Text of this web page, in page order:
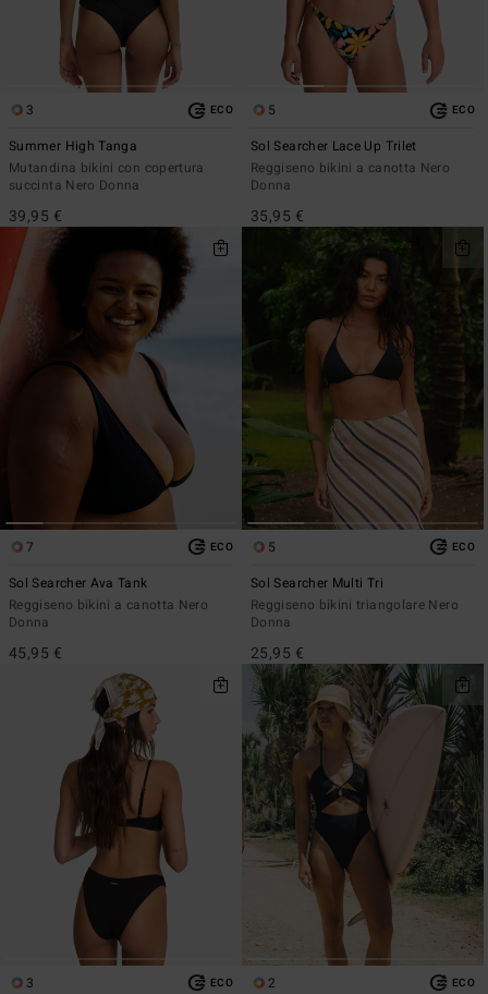
3 ECO
Summer High Tanga
Mutandina bikini con copertura
succinta Nero Donna
39,95 €
5 ECO
Sol Searcher Lace Up Trilet
Reggiseno bikini a canotta Nero
Donna
35,95 €
7 ECO
Sol Searcher Ava Tank
Reggiseno bikini a canotta Nero
Donna
45,95 €
5 ECO
Sol Searcher Multi Tri
Reggiseno bikini triangolare Nero
Donna
25,95 €
3 ECO 2 ECO